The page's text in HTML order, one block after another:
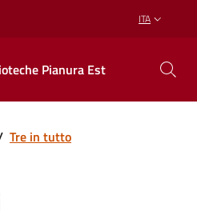
ITA
Pianura Est
Tre in tutto